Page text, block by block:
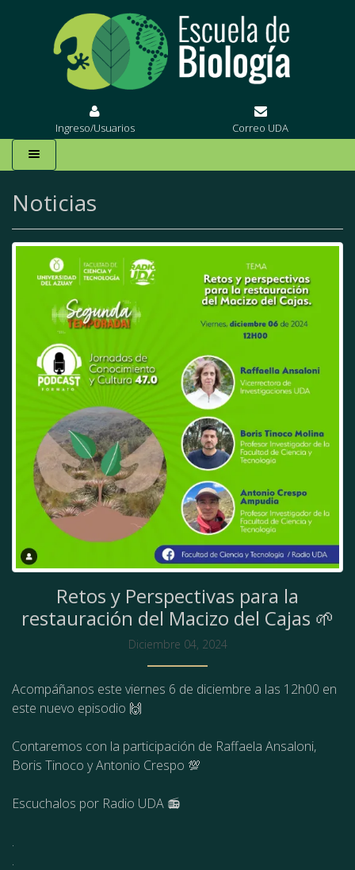
Ingreso/Usuarios Correo UDA
Noticias
Retos y Perspectivas para la
restauración del Macizo del Cajas 🌱
Diciembre 04, 2024
Acompáñanos este viernes 6 de diciembre a las 12h00 en
este nuevo episodio 🙌
Contaremos con la participación de Raffaela Ansaloni,
Boris Tinoco y Antonio Crespo 💯
Escuchalos por Radio UDA 📻
.
.